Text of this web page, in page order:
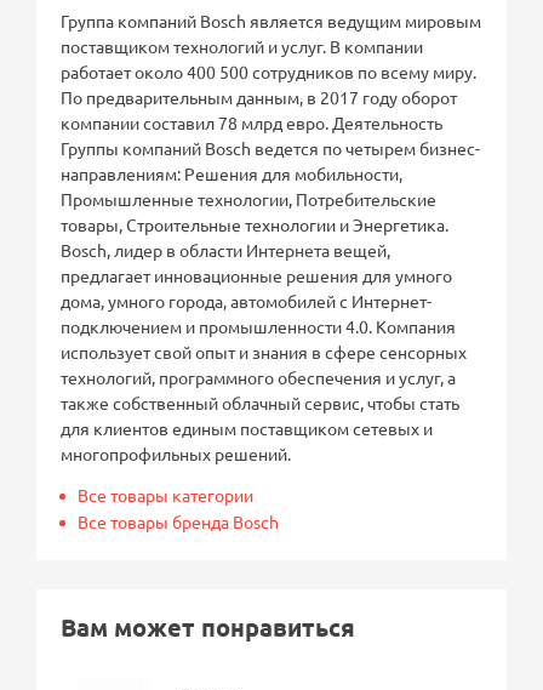
Группа компаний Bosch является ведущим мировым
поставщиком технологий и услуг. В компании
работает около 400 500 сотрудников по всему миру.
По предварительным данным, в 2017 году оборот
компании составил 78 млрд евро. Деятельность
Группы компаний Bosch ведется по четырем бизнес-
направлениям: Решения для мобильности,
Промышленные технологии, Потребительские
товары, Строительные технологии и Энергетика.
Bosch, лидер в области Интернета вещей,
предлагает инновационные решения для умного
дома, умного города, автомобилей с Интернет-
подключением и промышленности 4.0. Компания
использует свой опыт и знания в сфере сенсорных
технологий, программного обеспечения и услуг, а
также собственный облачный сервис, чтобы стать
для клиентов единым поставщиком сетевых и
многопрофильных решений.
Все товары категории
Все товары бренда Bosch
Вам может понравиться